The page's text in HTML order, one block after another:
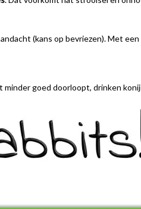
(kans op bevriezen). Met een
goed doorloopt, drinken